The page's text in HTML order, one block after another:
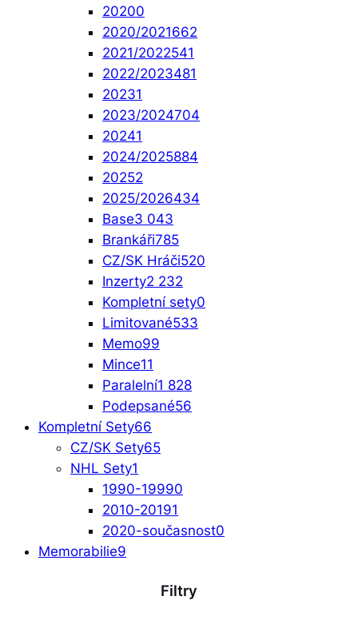
20200
2020/2021662
2021/2022541
2022/2023481
20231
2023/2024704
20241
2024/2025884
20252
2025/2026434
Base3 043
Brankáři785
CZ/SK Hráči520
Inzerty2 232
Kompletní sety0
Limitované533
Memo99
Mince11
Paralelní1 828
Podepsané56
Kompletní Sety66
CZ/SK Sety65
NHL Sety1
1990-19990
2010-20191
2020-současnost0
Memorabilie9
Filtry